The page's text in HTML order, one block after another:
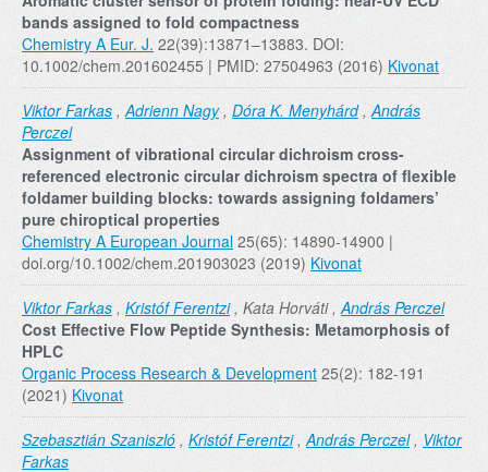
bands assigned to fold compactness
Chemistry A Eur. J. 22(39):13871–13883. DOI:
10.1002/chem.201602455 | PMID: 27504963 (2016) Kivonat
Viktor Farkas ,Adrienn Nagy, Dóra K. Menyhárd,András
Perczel
Assignment of vibrational circular dichroism cross-
referenced electronic circular dichroism spectra of flexible
foldamer building blocks: towards assigning foldamers’
pure chiroptical properties
Chemistry A European Journal 25(65): 14890-14900 |
doi.org/10.1002/chem.201903023 (2019) Kivonat
Viktor Farkas , Kristóf Ferentzi, Kata Horváti ,András Perczel
Cost Effective Flow Peptide Synthesis: Metamorphosis of
HPLC
Organic Process Research & Development 25(2): 182-191
(2021) Kivonat
Szebasztián Szaniszló , Kristóf Ferentzi,András Perczel, Viktor
Farkas